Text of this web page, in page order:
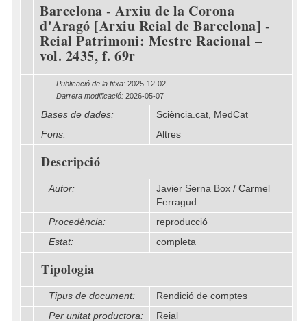
Barcelona - Arxiu de la Corona
d'Aragó [Arxiu Reial de Barcelona] -
Reial Patrimoni: Mestre Racional –
vol. 2435, f. 69r
Publicació de la fitxa: 2025-12-02
Darrera modificació: 2026-05-07
Bases de dades:
Sciència.cat, MedCat
Fons:
Altres
Descripció
Autor:
Javier Serna Box / Carmel
Ferragud
Procedència:
reproducció
Estat:
completa
Tipologia
Tipus de document:
Rendició de comptes
Per unitat productora:
Reial